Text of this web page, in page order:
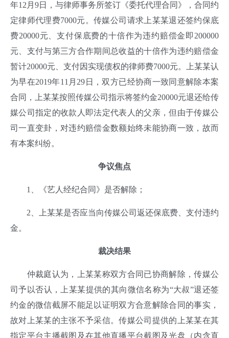
年12月9日，与律师事务所签订《委托代理合同》，合同约
定律师代理费7000元。传媒公司请求上某某退还签约保底
费20000元、支付保底费的十倍作为违约赔偿金即200000
元、支付与第三方合作期间总收益的十倍作为违约赔偿金
暂计20000元、支付因实现债权的律师费7000元。上某某认
为早在2019年11月29日，双方已经协商一致同意解除本案
合同，上某某按照传媒公司指示将签约金20000元退还给传
媒公司指定的收款人即法定代表人的父亲，但由于传媒公
司一直变卦，对违约赔偿金数额始终未能协商一致，故而
有本案纠纷。
争议焦点
1、《艺人经纪合同》是否解除；
2、上某某是否应当向传媒公司返还保底费、支付违约
金。
裁决结果
仲裁庭认为，上某某称双方合同已协商解除，传媒公
司予以否认，上某某提供的其向微信名称为“大叔”退还签
约金的微信截屏不能足以证明双方合意解除合同的事实，
故对上某某的主张不予采信。传媒公司提供的上某某在其
指定平台主播截图及在其他直播平台截图及光盘（内含直